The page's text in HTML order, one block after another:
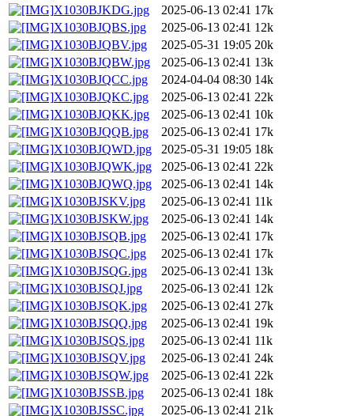
X1030BJKDG.jpg
2025-06-13 02:41 17k
X1030BJQBS.jpg
2025-06-13 02:41 12k
X1030BJQBV.jpg
2025-05-31 19:05 20k
X1030BJQBW.jpg
2025-06-13 02:41 13k
X1030BJQCC.jpg
2024-04-04 08:30 14k
X1030BJQKC.jpg
2025-06-13 02:41 22k
X1030BJQKK.jpg
2025-06-13 02:41 10k
X1030BJQQB.jpg
2025-06-13 02:41 17k
X1030BJQWD.jpg
2025-05-31 19:05 18k
X1030BJQWK.jpg
2025-06-13 02:41 22k
X1030BJQWQ.jpg
2025-06-13 02:41 14k
X1030BJSKV.jpg
2025-06-13 02:41 11k
X1030BJSKW.jpg
2025-06-13 02:41 14k
X1030BJSQB.jpg
2025-06-13 02:41 17k
X1030BJSQC.jpg
2025-06-13 02:41 17k
X1030BJSQG.jpg
2025-06-13 02:41 13k
X1030BJSQJ.jpg
2025-06-13 02:41 12k
X1030BJSQK.jpg
2025-06-13 02:41 27k
X1030BJSQQ.jpg
2025-06-13 02:41 19k
X1030BJSQS.jpg
2025-06-13 02:41 11k
X1030BJSQV.jpg
2025-06-13 02:41 24k
X1030BJSQW.jpg
2025-06-13 02:41 22k
X1030BJSSB.jpg
2025-06-13 02:41 18k
X1030BJSSC.jpg
2025-06-13 02:41 21k